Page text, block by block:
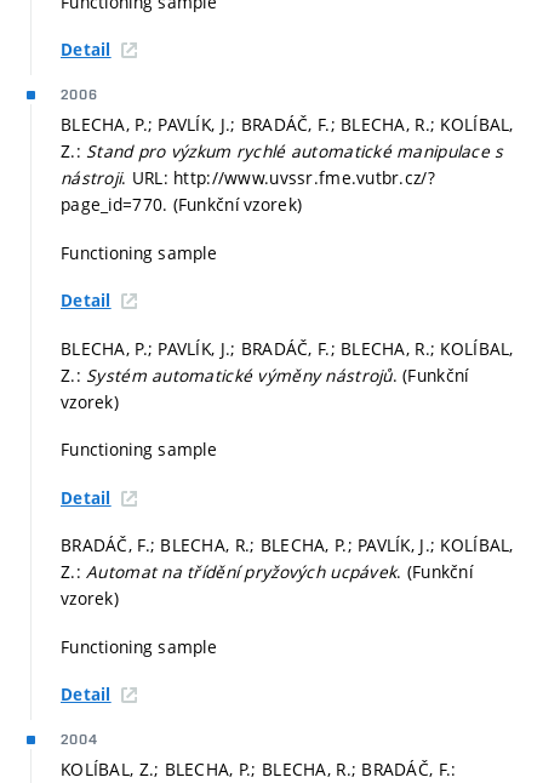
Detail
2006
BLECHA, P.; PAVLÍK, J.; BRADÁČ, F.; BLECHA, R.; KOLÍBAL,
Z.: Stand pro výzkum rychlé automatické manipulace s
nástroji. URL: http://www.uvssr.fme.vutbr.cz/?
page_id=770. (Funkční vzorek)
Functioning sample
Detail
BLECHA, P.; PAVLÍK, J.; BRADÁČ, F.; BLECHA, R.; KOLÍBAL,
Z.: Systém automatické výměny nástrojů. (Funkční
vzorek)
Functioning sample
Detail
BRADÁČ, F.; BLECHA, R.; BLECHA, P.; PAVLÍK, J.; KOLÍBAL,
Z.:Automat na třídění pryžových ucpávek. (Funkční
vzorek)
Functioning sample
Detail
2004
KOLÍBAL, Z.; BLECHA, P.; BLECHA, R.; BRADÁČ, F.: